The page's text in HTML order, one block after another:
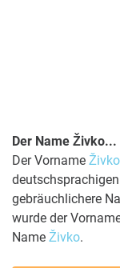
Der Name Živko...
Der Vorname Živko
gebräuchlichere
wurde der
Name Živko.